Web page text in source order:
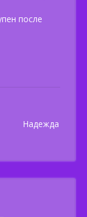
после
Надежда